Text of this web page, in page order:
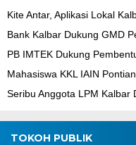
Kite Antar, Aplikasi Lokal
Bank Kalbar Dukung GMD
PB IMTEK Dukung
Mahasiswa KKL IAIN
Seribu Anggota LPM Kalbar
TOKOH PUBLIK